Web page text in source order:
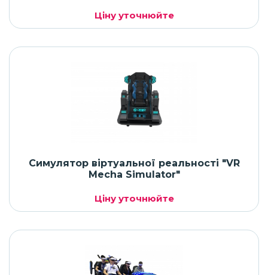
Ціну уточнюйте
Симулятор віртуальної реальності "VR
Mecha Simulator"
Ціну уточнюйте